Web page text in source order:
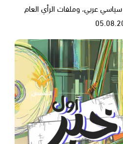
عربي، وملفات الرأي العام